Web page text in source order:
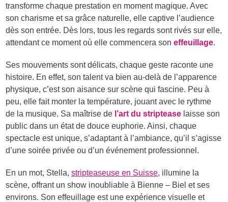
transforme chaque prestation en moment magique. Avec
son charisme et sa grâce naturelle, elle captive l’audience
dès son entrée. Dès lors, tous les regards sont rivés sur elle,
attendant ce moment où elle commencera soneffeuillage.
Ses mouvements sont délicats, chaque geste raconte une
histoire. En effet, son talent va bien au-delà de l’apparence
physique, c’est son aisance sur scène qui fascine. Peu à
peu, elle fait monter la température, jouant avec le rythme
de la musique. Sa maîtrise de l’art du striptease laisse son
public dans un état de douce euphorie. Ainsi, chaque
spectacle est unique, s’adaptant à l’ambiance, qu’il s’agisse
d’une soirée privée ou d’un événement professionnel.
En un mot, Stella,stripteaseuse en Suisse, illumine la
scène, offrant un show inoubliable à Bienne – Biel et ses
environs. Son effeuillage est une expérience visuelle et